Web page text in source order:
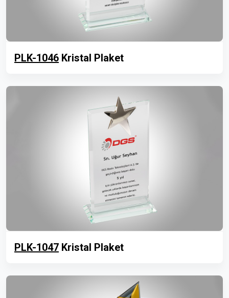
PLK-1046 Kristal Plaket
PLK-1047 Kristal Plaket